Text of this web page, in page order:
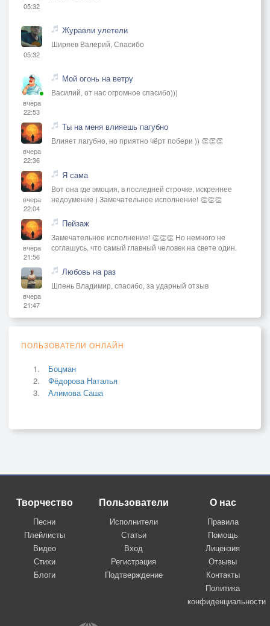
05:32
05:32
Журавли улетели
Ширяев Валерий, Спасибо
вчера
22:53
Мой огонь на ветру
Василий, от нас огромное спасибо)))
вчера
22:36
Ты на меня влияешь пагубно
Влияет пагубно, но приятно чёрт побери )) 👏👏👏
вчера
22:04
Я сама
Вот она где эмоция, в последней строчке, искреннее
недоумение ) Замечательное исполнение! 👏👏👏
вчера
21:56
Пейзаж
Замечательное исполнение! 👏👏👏 Но немного не
соглашусь, что самый главный человек на свете один.
вчера
21:47
Любовь на раз
Шпень Владимир, спасибо, за ударный отзыв
ПОЛЬЗОВАТЕЛИ ОНЛАЙН
Боцман
Фёдорова Наталья
Алимова Саша
Творчество
Песни
Плейлисты
Видео
Стихи
Блоги
Пользователи
Исполнители
Статьи
Вход
Регистрация
Подтверждение
О нас
Правила
Помощь
Лицензия
Отзывы
Контакты
Политика
конфиденциальности